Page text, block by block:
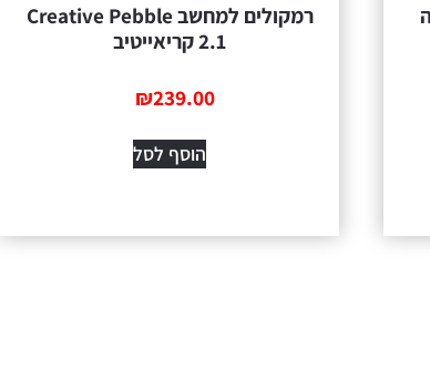
רמקולים למחשב Creative Pebble
2.1 קריאייטיב
₪239.00
הוסף לסל